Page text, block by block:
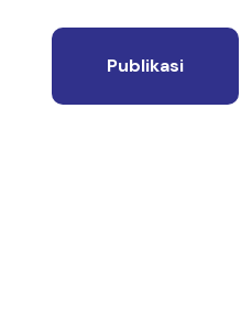
Publikasi